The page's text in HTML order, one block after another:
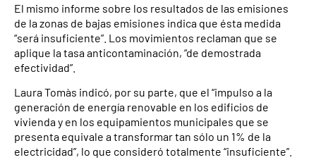
El mismo informe sobre los resultados de las emisiones
de la zonas de bajas emisiones indica que ésta medida
“será insuficiente”. Los movimientos reclaman que se
aplique la tasa anticontaminación, “de demostrada
efectividad”.
Laura Tomàs indicó, por su parte, que el “impulso a la
generación de energía renovable en los edificios de
vivienda y en los equipamientos municipales que se
presenta equivale a transformar tan sólo un 1% de la
electricidad”, lo que consideró totalmente “insuficiente”.